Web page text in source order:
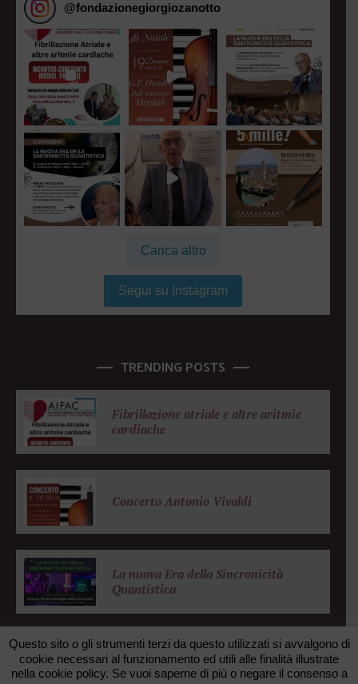
@fondazionegiorgiozanotto
Carica altro
Segui su Instagram
TRENDING POSTS
Fibrillazione atriale e altre aritmie
cardiache
Concerto Antonio Vivaldi
La nuova Era della Sincronicità
Quantistica
Questo sito o gli strumenti terzi da questo utilizzati si avvalgono di
cookie necessari al funzionamento ed utili alle finalità illustrate
nella cookie policy. Se vuoi saperne di più o negare il consenso a